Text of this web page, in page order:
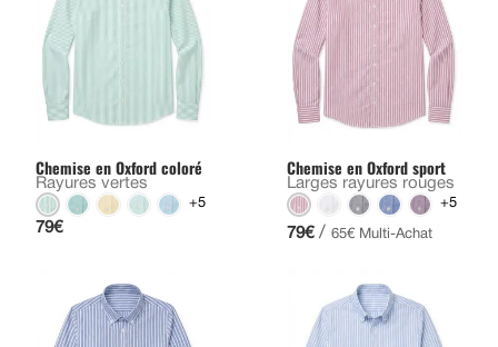
Chemise en Oxford coloré
Rayures vertes
+5
79€
Chemise en Oxford sport
Larges rayures rouges
+5
79€ / 65€ Multi-Achat